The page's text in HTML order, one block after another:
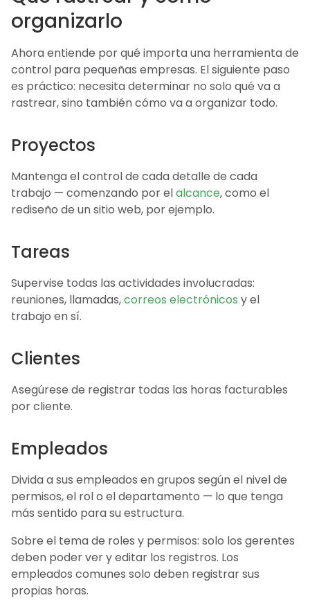
organizarlo
Ahora entiende por qué importa una herramienta de
control para pequeñas empresas. El siguiente paso
es práctico: necesita determinar no solo qué va a
rastrear, sino también cómo va a organizar todo.
Proyectos
Mantenga el control de cada detalle de cada
trabajo — comenzando por elalcance, como el
rediseño de un sitio web, por ejemplo.
Tareas
Supervise todas las actividades involucradas:
reuniones, llamadas,correos electrónicos y el
trabajo en sí.
Clientes
Asegúrese de registrar todas las horas facturables
por cliente.
Empleados
Divida a sus empleados en grupos según el nivel de
permisos, el rol o el departamento — lo que tenga
más sentido para su estructura.
Sobre el tema de roles y permisos: solo los gerentes
deben poder ver y editar los registros. Los
empleados comunes solo deben registrar sus
propias horas.